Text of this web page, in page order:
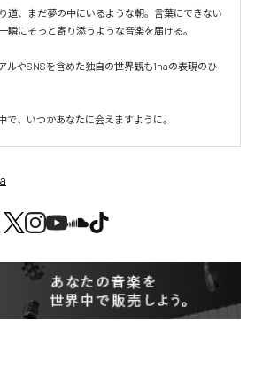
道、まだ夢の中にいるような朝。言葉にできない
瞬にそっと寄り添うような音楽を届ける。
ルやSNSを含めた独自の世界観も1naの表現のひ
で、いつかあなたに会えますように。